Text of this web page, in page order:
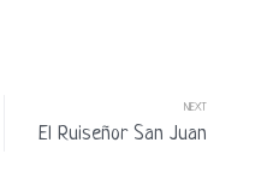
NEXT
El Ruiseñor San Juan